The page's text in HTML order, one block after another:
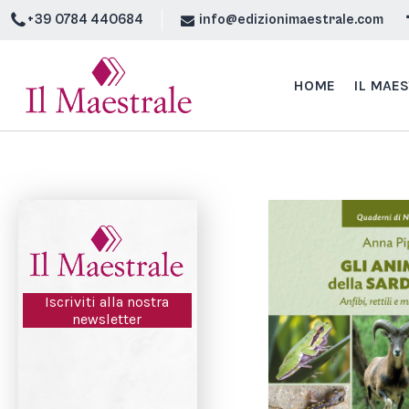
+39 0784 440684 info@edizionimaestrale.com
HOME IL
Iscriviti alla nostra
newsletter